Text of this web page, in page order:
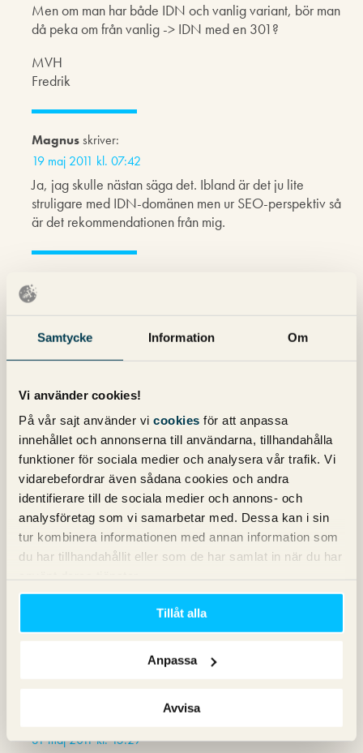
Samtycke Information Om
Vi använder cookies!
På vår sajt använder vi cookies för att anpassa
innehållet och annonserna till användarna, tillhandahålla
funktioner för sociala medier och analysera vår trafik. Vi
vidarebefordrar även sådana cookies och andra
identifierare till de sociala medier och annons- och
analysföretag som vi samarbetar med. Dessa kan i sin
tur kombinera informationen med annan information som
du har tillhandahållit eller som de har samlat in när du har
Tillåt alla
Anpassa
Avvisa
Men om man har både IDN och vanlig variant, bör man
då peka om från vanlig -> IDN med en 301?
MVH
Fredrik
Magnusskriver:
19 maj 2011 kl. 07:42
Ja, jag skulle nästan säga det. Ibland är det ju lite
struligare med IDN-domänen men ur SEO-perspektiv så
är det rekommendationen från mig.
Markus Jalmerot
19 maj 2011 kl. 12:25
i år.
väldigt bra om sökordet finns med i domännamnet.
Annaskriver:
22 maj 2011 kl. 08:26
Det låter bra, jag har ett antal IDN-domäner.
Carl skriver:
30 maj 2011 kl. 11:44
Känns verkligen välkommet, trots detta har jag inte märkt
mycket skillnad själv. Skulle vara intressant att veta om
även påverkar net/com/org.
31 maj 2011 kl. 15:29